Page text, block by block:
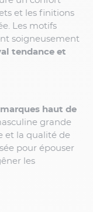
et les finitions
Les motifs
soigneusement
tendance et
marques haut de
grande
et la qualité de
pour épouser
les